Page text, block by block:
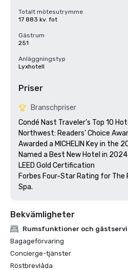
Totalt mötesutrymme
17 883 kv. fot
Gästrum
251
Anläggningstyp
Lyxhotell
Priser
Branschpriser
Condé Nast Traveler’s Top 10
Northwest: Readers’ Choice
Awarded a MICHELIN Key in the
Named a Best New Hotel in
LEED Gold Certification
Forbes Four-Star Rating for
Bekvämligheter
Rumsfunktioner och
Bagageförvaring
Concierge-tjänster
Röstbrevlåda